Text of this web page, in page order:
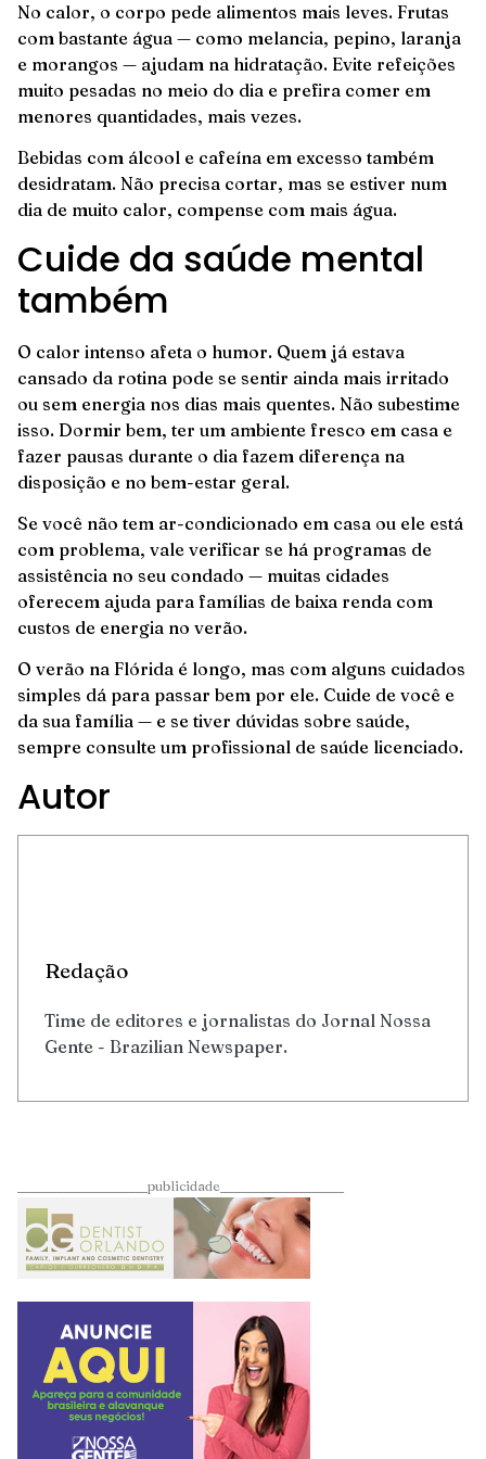
No calor, o corpo pede alimentos mais leves. Frutas
com bastante água — como melancia, pepino, laranja
e morangos — ajudam na hidratação. Evite refeições
muito pesadas no meio do dia e prefira comer em
menores quantidades, mais vezes.
Bebidas com álcool e cafeína em excesso também
desidratam. Não precisa cortar, mas se estiver num
dia de muito calor, compense com mais água.
Cuide da saúde mental
também
O calor intenso afeta o humor. Quem já estava
cansado da rotina pode se sentir ainda mais irritado
ou sem energia nos dias mais quentes. Não subestime
isso. Dormir bem, ter um ambiente fresco em casa e
fazer pausas durante o dia fazem diferença na
disposição e no bem-estar geral.
Se você não tem ar-condicionado em casa ou ele está
com problema, vale verificar se há programas de
assistência no seu condado — muitas cidades
oferecem ajuda para famílias de baixa renda com
custos de energia no verão.
O verão na Flórida é longo, mas com alguns cuidados
simples dá para passar bem por ele. Cuide de você e
da sua família — e se tiver dúvidas sobre saúde,
sempre consulte um profissional de saúde licenciado.
Autor
Redação
Time de editores e jornalistas do Jornal Nossa
Gente - Brazilian Newspaper.
____________________publicidade___________________